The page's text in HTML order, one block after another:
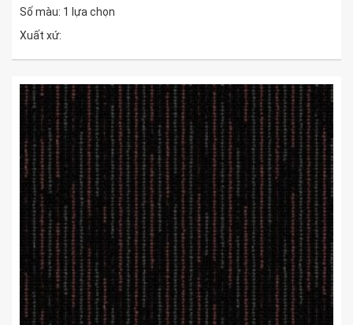
Số màu: 1 lựa chọn
Xuất xứ: